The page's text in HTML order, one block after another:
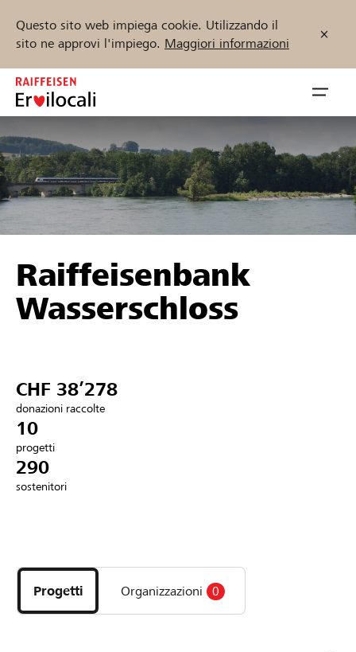
Questo sito web impiega cookie. Utilizzando il
sito ne approvi l'impiego. Maggiori informazioni
Zum
Inhalt
springen
öffnen
Sostenere
Aiuto & supporto
Collegarsi
Trova progetti e organizzazioni
Inizia ora
DE FR IT
Raiffeisenbank
Wasserschloss
CHF 38’278
donazioni raccolte
10
progetti
290
sostenitori
i
progetti
e
Progetti Organizzazioni 0